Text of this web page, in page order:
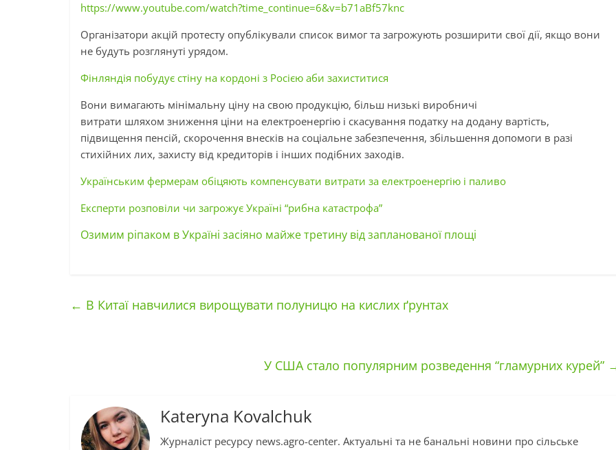
https://www.youtube.com/watch?time_continue=6&v=b71aBf57knc
Організатори акцій протесту опублікували список вимог та загрожують розширити свої дії, якщо вони
не будуть розглянуті урядом.
Фінляндія побудує стіну на кордоні з Росією аби захиститися
Вони вимагають мінімальну ціну на свою продукцію, більш низькі виробничі
витрати шляхом зниження ціни на електроенергію і скасування податку на додану вартість,
підвищення пенсій, скорочення внесків на соціальне забезпечення, збільшення допомоги в разі
стихійних лих, захисту від кредиторів і інших подібних заходів.
Українським фермерам обіцяють компенсувати витрати за електроенергію і паливо
Експерти розповіли чи загрожує Україні “рибна катастрофа”
Озимим ріпаком в Україні засіяно майже третину від запланованої площі
← В Китаї навчилися вирощувати полуницю на кислих ґрунтах
У США стало популярним розведення “гламурних курей”
Kateryna Kovalchuk
Журналіст ресурсу news.agro-center. Актуальні та не банальні новини про сільське